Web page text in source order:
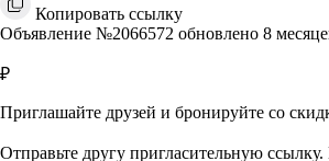
Копировать ссылку
Объявление №2066572 обновлено 8
₽
Приглашайте друзей и бронируйте со
Отправьте другу пригласительную